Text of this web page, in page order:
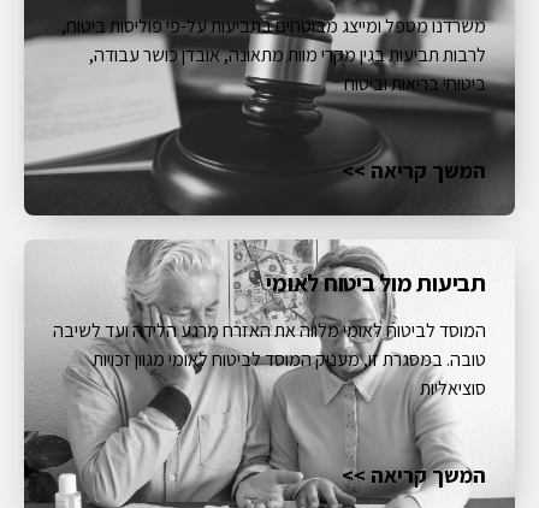
משרדנו מטפל ומייצג מבוטחים בתביעות על-פי פוליסות ביטוח,
לרבות תביעות בגין מקרי מוות מתאונה, אובדן כושר עבודה,
ביטוחי בריאות וביטוח
המשך קריאה >>
תביעות מול ביטוח לאומי
המוסד לביטוח לאומי מלווה את האזרח מרגע הלידה ועד לשיבה
טובה. במסגרת זו, מעניק המוסד לביטוח לאומי מגוון זכויות
סוציאליות
המשך קריאה >>